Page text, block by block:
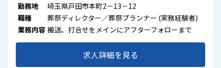
勤務地
埼玉県戸田市本町2－13－12
職種
葬祭ディレクター／葬祭プランナー (実務経験者)
業務内容 搬送、打合せをメインにアフターフォローまで
求人詳細を見る